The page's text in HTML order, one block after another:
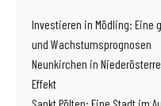
Investieren in Mödling: Eine
und Wachstumsprognosen
Neunkirchen in
Effekt